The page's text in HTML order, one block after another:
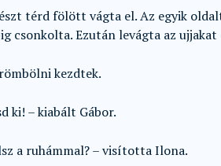
térd fölött vágta el. Az egyik
csonkolta. Ezután levágta az
kezdtek.
ki! – kiabált Gábor.
a ruhámmal? – visította Ilona.